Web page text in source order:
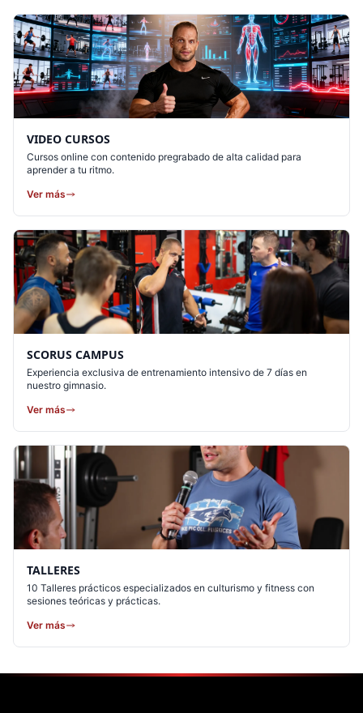
VIDEO CURSOS
Cursos online con contenido pregrabado de alta calidad para
aprender a tu ritmo.
Ver más
SCORUS CAMPUS
Experiencia exclusiva de entrenamiento intensivo de 7 días en
nuestro gimnasio.
Ver más
TALLERES
10 Talleres prácticos especializados en culturismo y fitness con
sesiones teóricas y prácticas.
Ver más